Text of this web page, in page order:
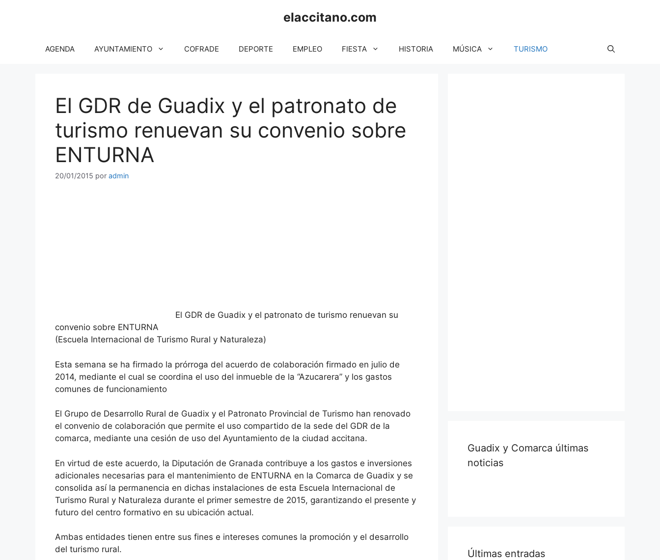
elaccitano.com
AGENDA AYUNTAMIENTO COFRADE DEPORTE EMPLEO FIESTA HISTORIA MÚSICA TURISMO
El GDR de Guadix y el patronato de
turismo renuevan su convenio sobre
ENTURNA
20/01/2015 por admin
El GDR de Guadix y el patronato de turismo renuevan su
convenio sobre ENTURNA
(Escuela Internacional de Turismo Rural y Naturaleza)
Esta semana se ha firmado la prórroga del acuerdo de colaboración firmado en julio de
2014, mediante el cual se coordina el uso del inmueble de la “Azucarera” y los gastos
comunes de funcionamiento
El Grupo de Desarrollo Rural de Guadix y el Patronato Provincial de Turismo han renovado
el convenio de colaboración que permite el uso compartido de la sede del GDR de la
comarca, mediante una cesión de uso del Ayuntamiento de la ciudad accitana.
En virtud de este acuerdo, la Diputación de Granada contribuye a los gastos e inversiones
adicionales necesarias para el mantenimiento de ENTURNA en la Comarca de Guadix y se
consolida así la permanencia en dichas instalaciones de esta Escuela Internacional de
Turismo Rural y Naturaleza durante el primer semestre de 2015, garantizando el presente y
futuro del centro formativo en su ubicación actual.
Ambas entidades tienen entre sus fines e intereses comunes la promoción y el desarrollo
del turismo rural.
Guadix y Comarca últimas
noticias
Últimas entradas